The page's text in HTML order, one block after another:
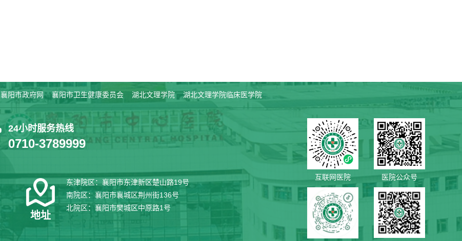
襄阳市政府网 襄阳市卫生健康委员会 湖北文理学院 湖北文理学院临床医学院
24小时服务热线
0710-3789999
地址
东津院区：襄阳市东津新区楚山路19号
南院区：襄阳市襄城区荆州街136号
北院区：襄阳市樊城区中原路1号
互联网医院 医院公众号